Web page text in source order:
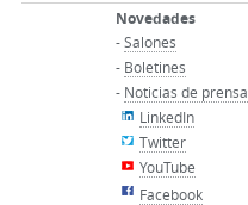
Novedades
-Salones
- Boletines
- Noticias de prensa
LinkedIn
Twitter
YouTube
Facebook